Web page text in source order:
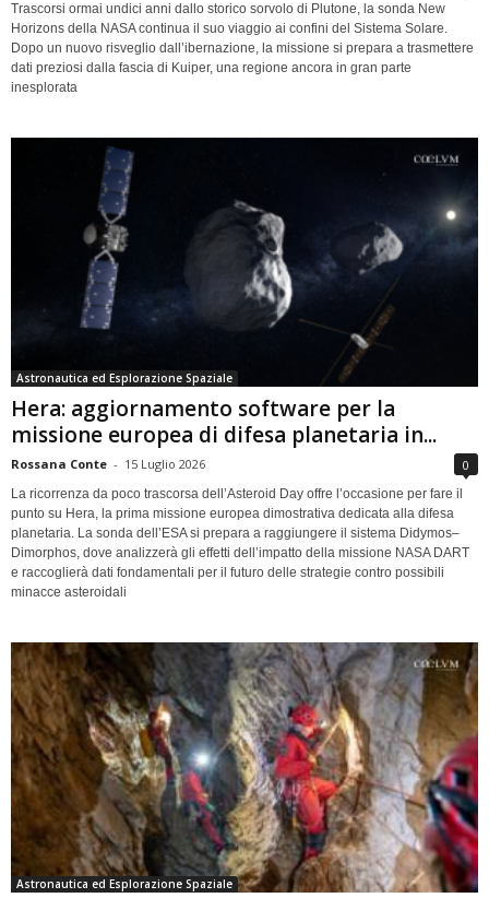
Trascorsi ormai undici anni dallo storico sorvolo di Plutone, la sonda New
Horizons della NASA continua il suo viaggio ai confini del Sistema Solare.
Dopo un nuovo risveglio dall’ibernazione, la missione si prepara a trasmettere
dati preziosi dalla fascia di Kuiper, una regione ancora in gran parte
inesplorata
Astronautica ed Esplorazione Spaziale
Hera: aggiornamento software per la
missione europea di difesa planetaria in...
Rossana Conte - 15 Luglio 2026 0
La ricorrenza da poco trascorsa dell’Asteroid Day offre l’occasione per fare il
punto su Hera, la prima missione europea dimostrativa dedicata alla difesa
planetaria. La sonda dell’ESA si prepara a raggiungere il sistema Didymos–
Dimorphos, dove analizzerà gli effetti dell’impatto della missione NASA DART
e raccoglierà dati fondamentali per il futuro delle strategie contro possibili
minacce asteroidali
Astronautica ed Esplorazione Spaziale